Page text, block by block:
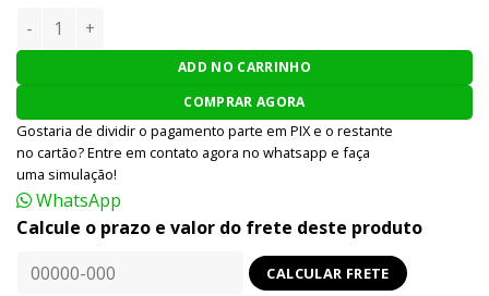
RIFLE AIRSOFT ARES AEG THOMPSON M1A1 SMG-005 6MM
ADD NO CARRINHO
COMPRAR AGORA
Gostaria de dividir o pagamento parte em PIX e o restante
no cartão? Entre em contato agora no whatsapp e faça
uma simulação!
WhatsApp
Calcule o prazo e valor do frete deste produto